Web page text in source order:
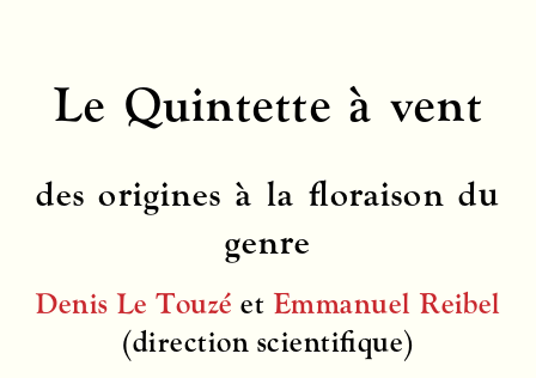
Le Quintette à vent
des origines à la floraison du
genre
Denis Le Touzé et Emmanuel Reibel
(direction scientifique)